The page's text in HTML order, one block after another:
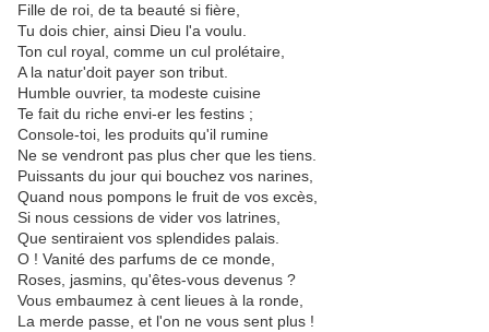
Fille de roi, de ta beauté si fière,
Tu dois chier, ainsi Dieu l'a voulu.
Ton cul royal, comme un cul prolétaire,
A la natur'doit payer son tribut.
Humble ouvrier, ta modeste cuisine
Te fait du riche envi-er les festins ;
Console-toi, les produits qu'il rumine
Ne se vendront pas plus cher que les tiens.
Puissants du jour qui bouchez vos narines,
Quand nous pompons le fruit de vos excès,
Si nous cessions de vider vos latrines,
Que sentiraient vos splendides palais.
O ! Vanité des parfums de ce monde,
Roses, jasmins, qu'êtes-vous devenus ?
Vous embaumez à cent lieues à la ronde,
La merde passe, et l'on ne vous sent plus !